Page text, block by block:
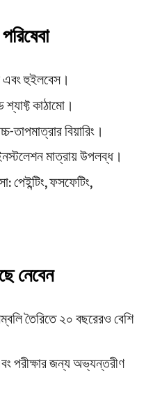
এবং হুইলবেস।
কাঠামো।
তাপমাত্রার বিয়ারিং।
মাত্রায় উপলব্ধ।
পেইন্টিং, ফসফেটিং,
নেবেন
তৈরিতে ২০ বছরেরও বেশি
পরীক্ষার জন্য অভ্যন্তরীণ